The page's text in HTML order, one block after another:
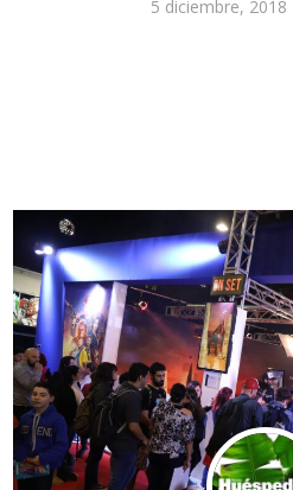
5 diciembre, 2018